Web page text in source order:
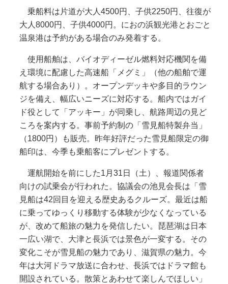
乗船料は片道が大人4500円、子供2250円、往復が
大人8000円、子供4000円。におの浜観光港とおごと
温泉港は予約がある場合のみ発着する。
使用船舶は、バイオディーゼル燃料対応機関を備
え環境に配慮した高速船「メグミ」（他の船舶で運
航する場合あり）。オープンデッキや多目的ラウン
ジを備え、幅広いニーズに対応する。船内ではガイ
ド役として「アッキー」が同乗し、航路周辺の見ど
ころを案内する。事前予約制の「雪見船特製弁当」
（1800円）も販売。昨年好評だった雪見船限定の御
船印は、今季も乗船客にプレゼントする。
運航開始を前にした1月31日（土）、報道関係者
向けの試乗会が行われた。協議会の池見会長は「雪
見船は42回目を迎える歴史あるクルーズ。最近は船
に乗ってゆっくり移動する体験が少なくなっている
が、改めて船旅の魅力を発信したい。琵琶湖は日本
一広い湖で、大津と長浜では景色が一変する。その
変化こそが雪見船の魅力であり、滋賀県の魅力。今
年は大河ドラマ放送に合わせ、長浜ではドラマ館も
開設されている。散策とあわせて楽しんでほしい」